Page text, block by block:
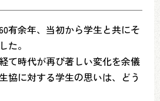
有余年、当初から学生と共にそ
た。
て時代が再び著しい変化を余儀
協に対する学生の思いは、どう